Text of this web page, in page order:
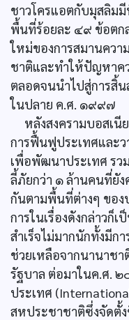
ชาวโครแอตกับมุสลิม
พื้นที่ร้อยละ ๔๙ ข้อตก
ใหม่ของการสมานควา
ชาติและทำให้ปัญหาค
ตลอดจนนำไปสู่การสิ้น
ในปลาย ค.ศ. ๑๙๙๗
หลังสงครามบอสเนีย
การฟื้นฟูประเทศและ
เพื่อพัฒนาประเทศ ร
ลี้ภัยกว่า ๑ ล้านคนที่ยัง
กันตามพื้นที่ต่างๆ ของ
การในเรื่องดังกล่าวก็
สำเร็จไม่มากนักทั้งมีก
ช่วยเหลือจากนานาชา
รัฐบาล ต่อมาในค.ศ.
ประเทศ
สหประชาชาติซึ่งจัดตั้